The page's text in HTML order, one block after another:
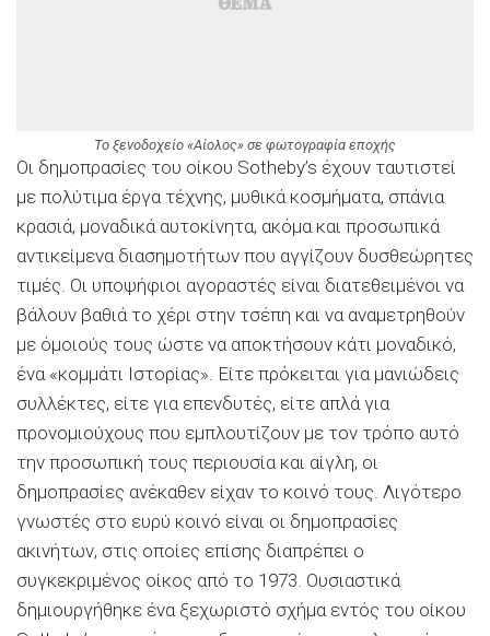
To ξενοδοχείο «Αίολος» σε φωτογραφία εποχής
Οι δημοπρασίες του οίκου Sotheby’s έχουν ταυτιστεί
με πολύτιμα έργα τέχνης, μυθικά κοσμήματα, σπάνια
κρασιά, μοναδικά αυτοκίνητα, ακόμα και προσωπικά
αντικείμενα διασημοτήτων που αγγίζουν δυσθεώρητες
τιμές. Οι υποψήφιοι αγοραστές είναι διατεθειμένοι να
βάλουν βαθιά το χέρι στην τσέπη και να αναμετρηθούν
με όμοιούς τους ώστε να αποκτήσουν κάτι μοναδικό,
ένα «κομμάτι Ιστορίας». Είτε πρόκειται για μανιώδεις
συλλέκτες, είτε για επενδυτές, είτε απλά για
προνομιούχους που εμπλουτίζουν με τον τρόπο αυτό
την προσωπική τους περιουσία και αίγλη, οι
δημοπρασίες ανέκαθεν είχαν το κοινό τους. Λιγότερο
γνωστές στο ευρύ κοινό είναι οι δημοπρασίες
ακινήτων, στις οποίες επίσης διαπρέπει ο
συγκεκριμένος οίκος από το 1973. Ουσιαστικά
δημιουργήθηκε ένα ξεχωριστό σχήμα εντός του οίκου